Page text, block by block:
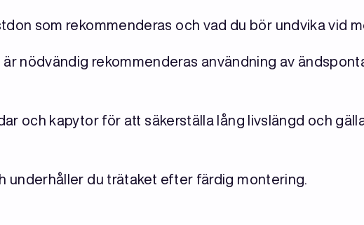
som rekommenderas och vad du bör undvika vid
är nödvändig rekommenderas användning av
och kapytor för att säkerställa lång livslängd och
underhåller du trätaket efter färdig montering.